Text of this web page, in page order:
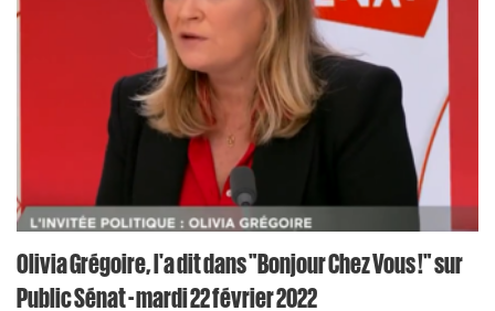
Olivia Grégoire, l'a dit dans "Bonjour Chez Vous !" sur
Public Sénat - mardi 22 février 2022